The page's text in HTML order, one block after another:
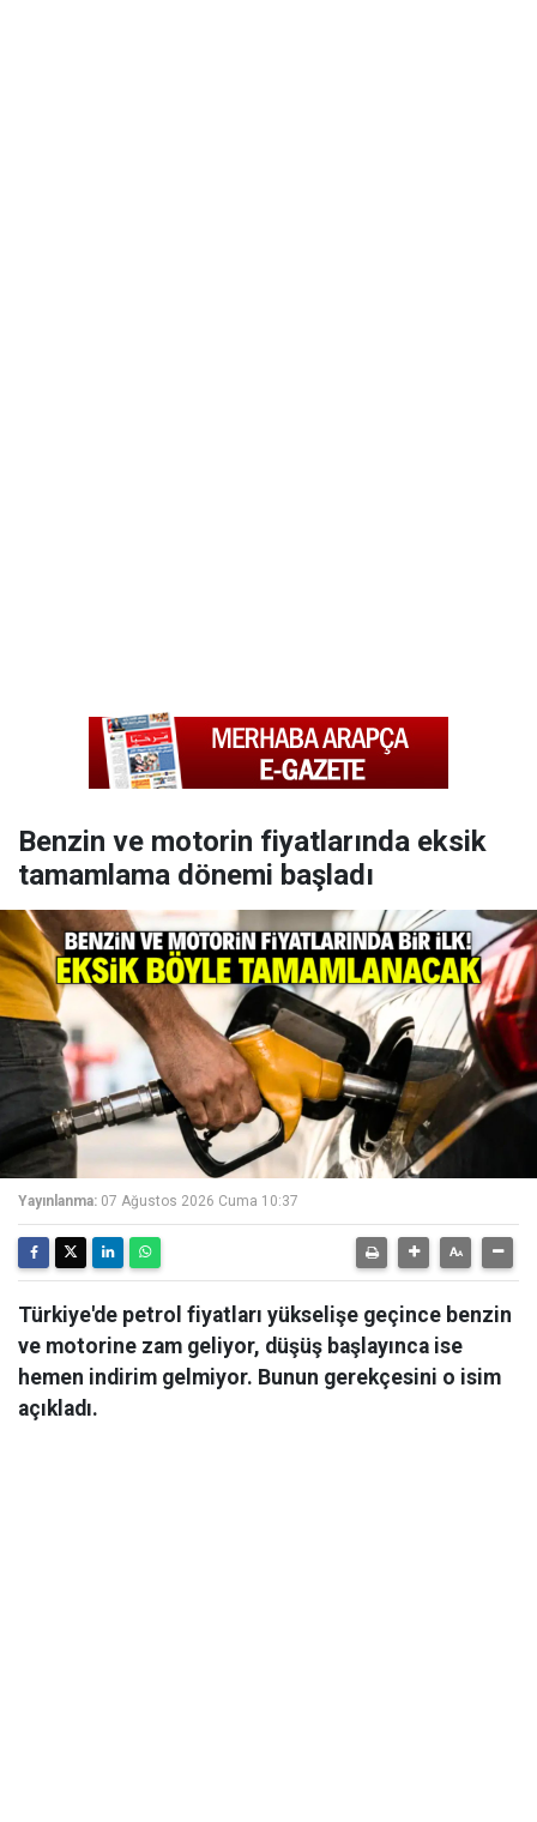
Benzin ve motorin fiyatlarında eksik
tamamlama dönemi başladı
Yayınlanma: 07 Ağustos 2026 Cuma 10:37
Türkiye'de petrol fiyatları yükselişe geçince benzin
ve motorine zam geliyor, düşüş başlayınca ise
hemen indirim gelmiyor. Bunun gerekçesini o isim
açıkladı.